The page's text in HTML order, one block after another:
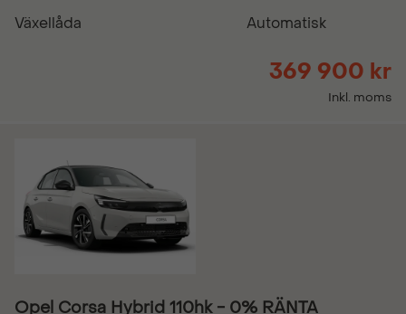
Växellåda
Automatisk
369 900 kr
Inkl. moms
Opel Corsa Hybrid 110hk - 0% RÄNTA